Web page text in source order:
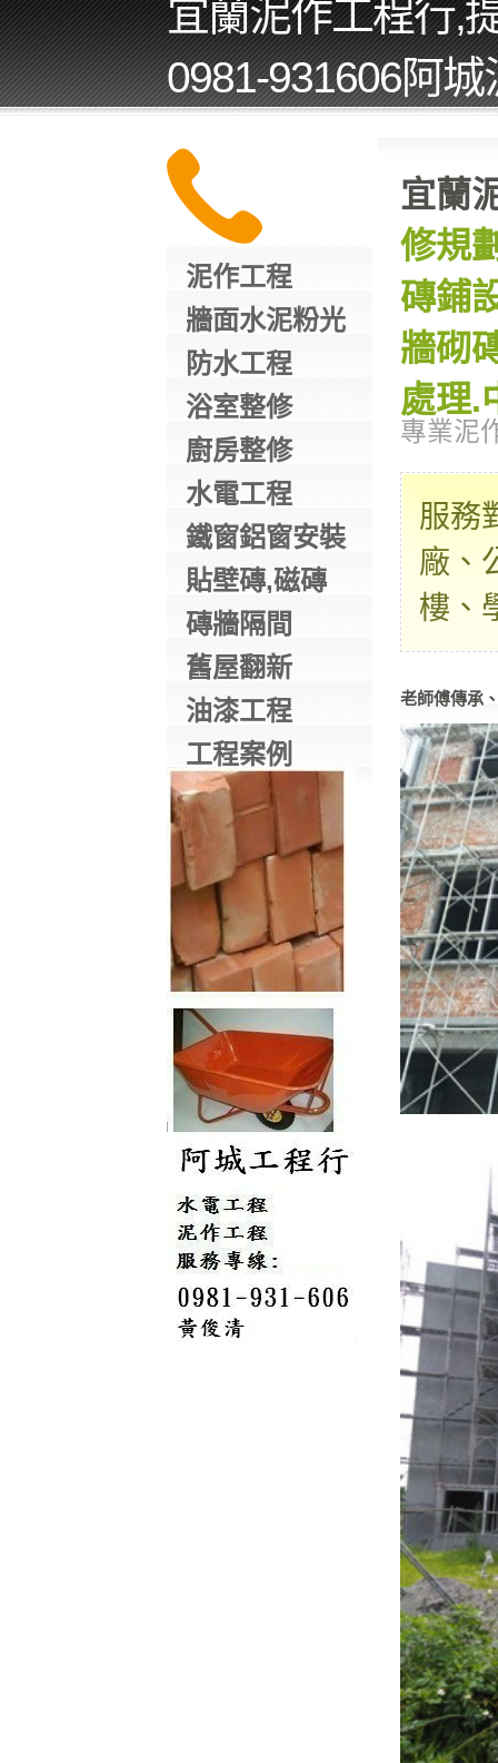
宜蘭泥作工程行,
0981-931606阿
泥作工程
牆面水泥粉光
防水工程
浴室整修
廚房整修
水電工程
鐵窗鋁窗安裝
貼壁磚,磁磚
磚牆隔間
舊屋翻新
油漆工程
工程案例
宜蘭
修規
磚鋪
牆砌
處理.
專業泥
服務
廠、
樓、
老師傅傳承